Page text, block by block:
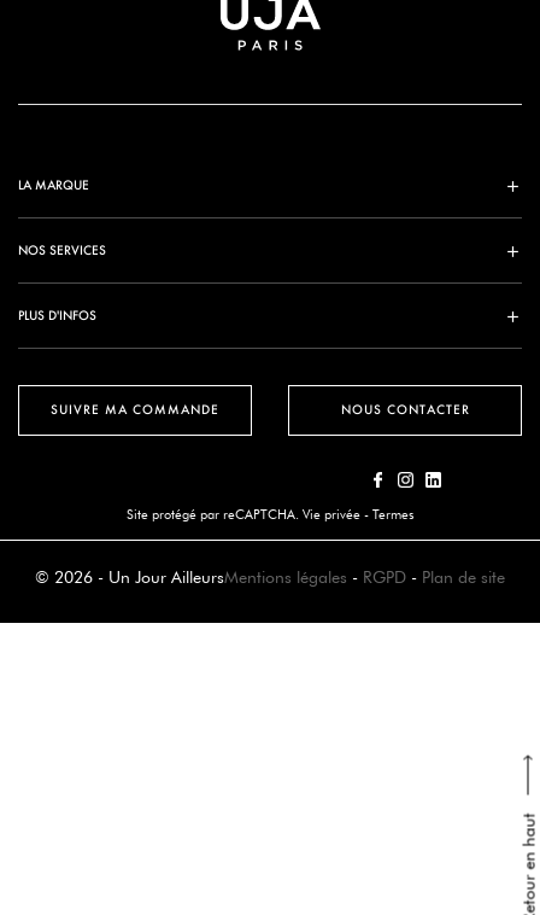
Retour en haut
SUIVRE MA COMMANDE
LA MARQUE
NOS SERVICES
PLUS D'INFOS
NOUS CONTACTER
Site protégé par reCAPTCHA. Vie privée - Termes
© 2026 - Un Jour AilleursMentions légales - RGPD - Plan de site